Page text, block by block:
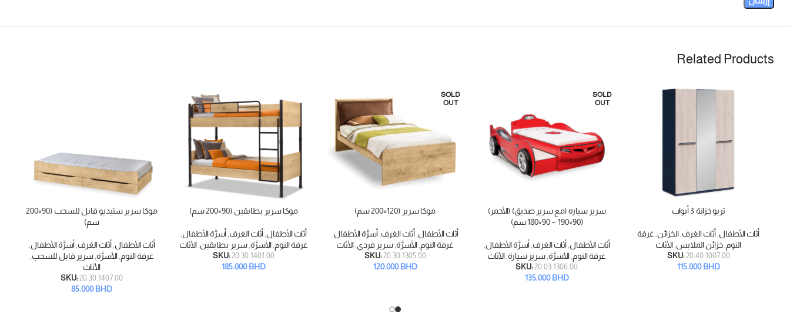
Related Products
إضافة إلى السلةتريو خزانة 3 أبواب
أثاث الأطفال أثاث الغرف الخزائن غرفة
النوم خزائن الملابس الأثاث
SKU:20.40.1007.00
115.000BHD
SOLD
OUT
قراءة المزيد
سرير سياره (مع سرير صديق) (الأحمر)
(90×190 – 90×180 سم)
أثاث الأطفال ,أثاث الغرف ,أسرَّة الأطفال
غرفة النوم الأسرَّة سرير سيارة الأثاث
SKU:20.03.1306.00
135.000BHD
SOLD
OUT
قراءة المزيدموكا سرير (120×200 سم)
أثاث الأطفال ,أثاث الغرف ,أسرَّة الأطفال
غرفة النوم الأسرَّة سرير فردي الأثاث
SKU:20.30.1305.00
120.000BHD
إضافة إلى السلة
موكا سرير بطابقين (90×200 سم)
أثاث الأطفال ,أثاث الغرف ,أسرَّة الأطفال
غرفة النوم ,الأسرَّة ,سرير بطابقين ,الأثاث
SKU:20.30.1401.00
185.000BHD
إضافة إلى السلة
موكا سرير ستيديو قابل للسحب (90×200
سم)
أثاث الأطفال ,أثاث الغرف ,أسرَّة الأطفال
غرفة النوم ,الأسرَّة ,سرير قابل للسحب
الأثاث
SKU:20.30.1407.00
85.000BHD